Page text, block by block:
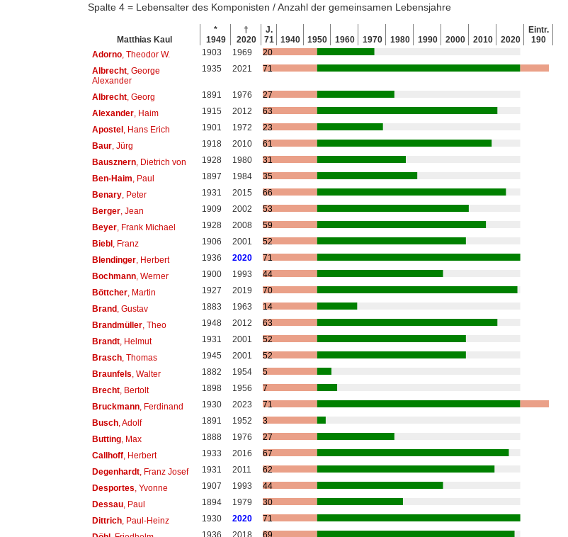
Spalte 4 = Lebensalter des Komponisten / Anzahl der gemeinsamen Lebensjahre
Matthias Kaul
*
1949
†
2020
J.
71
1940 1950 1960 1970 1980 1990 2000 2010 2020
Eintr.
190
Adorno, Theodor W. 1903 1969
20
Albrecht, George
Alexander
1935 2021 71
Albrecht, Georg 1891 1976
27
Alexander, Haim 1915 2012
63
Apostel, Hans Erich 1901 1972
23
Baur, Jürg 1918 2010
61
Bausznern, Dietrich von 1928 1980
31
Ben-Haim , Paul 1897 1984
35
Benary, Peter 1931 2015
66
Berger, Jean 1909 2002
53
Beyer, Frank Michael 1928 2008
59
Biebl, Franz 1906 2001
52
Blendinger, Herbert 1936 2020
71
Bochmann, Werner 1900 1993
44
Böttcher, Martin 1927 2019
70
Brand, Gustav 1883 1963
14
Brandmüller, Theo 1948 2012
63
Brandt, Helmut 1931 2001
52
Brasch, Thomas 1945 2001
52
Braunfels , Walter 1882 1954
5
Brecht, Bertolt 1898 1956
7
Bruckmann, Ferdinand 1930 2023
71
Busch, Adolf 1891 1952
3
Butting, Max 1888 1976
27
Callhoff, Herbert 1933 2016
67
Degenhardt, Franz Josef 1931 2011
62
Desportes , Yvonne 1907 1993
44
Dessau, Paul 1894 1979
30
Dittrich, Paul-Heinz 1930 2020
71
1936 2018
69